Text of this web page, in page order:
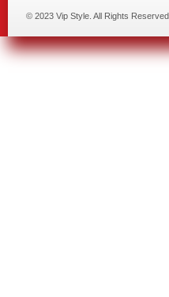
© 2023 Vip Style. All Rights